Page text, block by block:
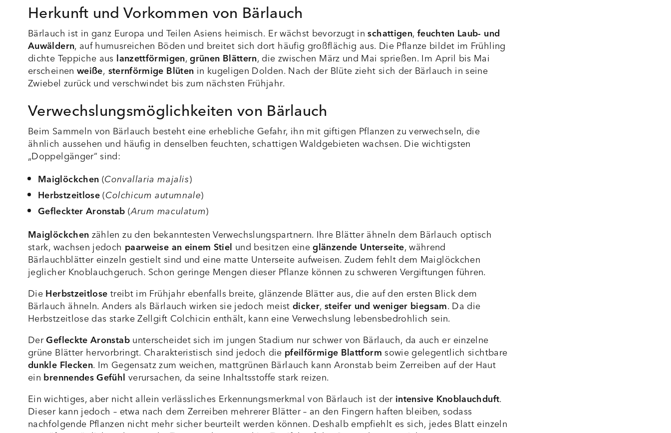
Herkunft und Vorkommen von Bärlauch
Bärlauch ist in ganz Europa und Teilen Asiens heimisch. Er wächst bevorzugt inschattigen,feuchten Laub- und
Auwäldern, auf humusreichen Böden und breitet sich dort häufig großflächig aus. Die Pflanze bildet im Frühling
dichte Teppiche aus lanzettförmigen,grünen Blättern, die zwischen März und Mai sprießen. Im April bis Mai
erscheinen weiße, sternförmige Blüten in kugeligen Dolden. Nach der Blüte zieht sich der Bärlauch in seine
Zwiebel zurück und verschwindet bis zum nächsten Frühjahr.
Verwechslungsmöglichkeiten von Bärlauch
Beim Sammeln von Bärlauch besteht eine erhebliche Gefahr, ihn mit giftigen Pflanzen zu verwechseln, die
ähnlich aussehen und häufig in denselben feuchten, schattigen Waldgebieten wachsen. Die wichtigsten
„Doppelgänger“ sind:
Maiglöckchen(Convallaria majalis)
Herbstzeitlose(Colchicum autumnale)
Gefleckter Aronstab(Arum maculatum)
Maiglöckchenzählen zu den bekanntesten Verwechslungspartnern. Ihre Blätter ähneln dem Bärlauch optisch
stark, wachsen jedoch paarweise an einem Stiel und besitzen eineglänzende Unterseite, während
Bärlauchblätter einzeln gestielt sind und eine matte Unterseite aufweisen. Zudem fehlt dem Maiglöckchen
jeglicher Knoblauchgeruch. Schon geringe Mengen dieser Pflanze können zu schweren Vergiftungen führen.
DieHerbstzeitlosetreibt im Frühjahr ebenfalls breite, glänzende Blätter aus, die auf den ersten Blick dem
Bärlauch ähneln. Anders als Bärlauch wirken sie jedoch meistdicker,steifer und weniger biegsam. Da die
Herbstzeitlose das starke Zellgift Colchicin enthält, kann eine Verwechslung lebensbedrohlich sein.
DerGefleckte Aronstabunterscheidet sich im jungen Stadium nur schwer von Bärlauch, da auch er einzelne
grüne Blätter hervorbringt. Charakteristisch sind jedoch die pfeilförmige Blattform sowie gelegentlich sichtbare
dunkle Flecken. Im Gegensatz zum weichen, mattgrünen Bärlauch kann Aronstab beim Zerreiben auf der Haut
ein brennendes Gefühl verursachen, da seine Inhaltsstoffe stark reizen.
Ein wichtiges, aber nicht allein verlässliches Erkennungsmerkmal von Bärlauch ist derintensive Knoblauchduft.
Dieser kann jedoch – etwa nach dem Zerreiben mehrerer Blätter – an den Fingern haften bleiben, sodass
nachfolgende Pflanzen nicht mehr sicher beurteilt werden können. Deshalb empfiehlt es sich, jedes Blatt einzeln